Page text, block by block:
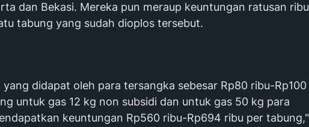
dan Bekasi. Mereka pun meraup keuntungan ratusan ribu
tabung yang sudah dioplos tersebut.
yang didapat oleh para tersangka sebesar Rp80 ribu-Rp100
untuk gas 12 kg non subsidi dan untuk gas 50 kg para
keuntungan Rp560 ribu-Rp694 ribu per tabung,"